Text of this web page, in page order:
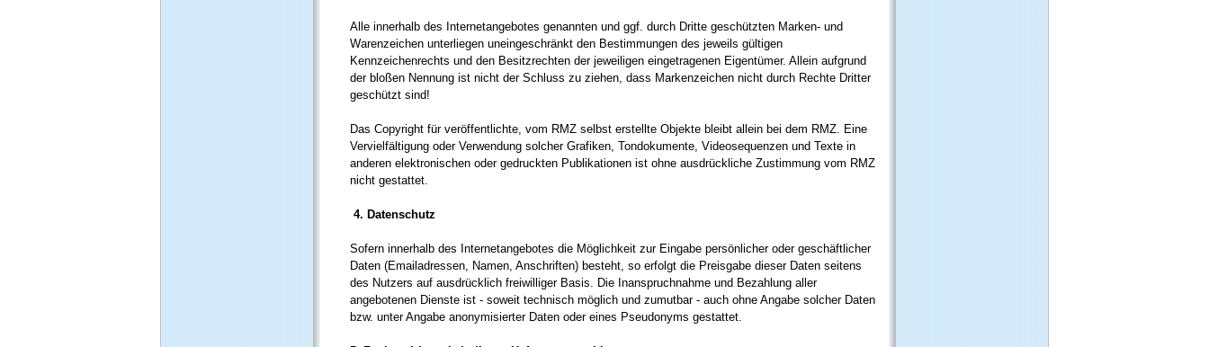
Alle innerhalb des Internetangebotes genannten und ggf. durch Dritte geschützten Marken- und
Warenzeichen unterliegen uneingeschränkt den Bestimmungen des jeweils gültigen
Kennzeichenrechts und den Besitzrechten der jeweiligen eingetragenen Eigentümer. Allein aufgrund
der bloßen Nennung ist nicht der Schluss zu ziehen, dass Markenzeichen nicht durch Rechte Dritter
geschützt sind!
Das Copyright für veröffentlichte, vom RMZ selbst erstellte Objekte bleibt allein bei dem RMZ. Eine
Vervielfältigung oder Verwendung solcher Grafiken, Tondokumente, Videosequenzen und Texte in
anderen elektronischen oder gedruckten Publikationen ist ohne ausdrückliche Zustimmung vom RMZ
nicht gestattet.
4. Datenschutz
Sofern innerhalb des Internetangebotes die Möglichkeit zur Eingabe persönlicher oder geschäftlicher
Daten (Emailadressen, Namen, Anschriften) besteht, so erfolgt die Preisgabe dieser Daten seitens
des Nutzers auf ausdrücklich freiwilliger Basis. Die Inanspruchnahme und Bezahlung aller
angebotenen Dienste ist - soweit technisch möglich und zumutbar - auch ohne Angabe solcher Daten
bzw. unter Angabe anonymisierter Daten oder eines Pseudonyms gestattet.